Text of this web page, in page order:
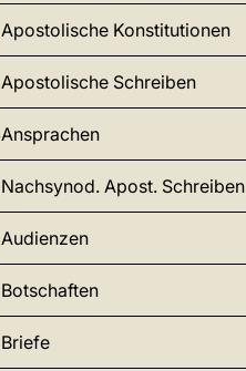
Apostolische Konstitutionen
Apostolische Schreiben
Ansprachen
Nachsynod. Apost. Schreiben
Audienzen
Botschaften
Briefe